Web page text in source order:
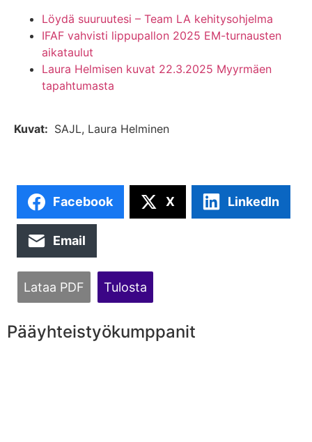
Löydä suuruutesi – Team LA kehitysohjelma
IFAF vahvisti lippupallon 2025 EM-turnausten
aikataulut
Laura Helmisen kuvat 22.3.2025 Myyrmäen
tapahtumasta
Kuvat: SAJL, Laura Helminen
Facebook X LinkedIn
Email
Lataa PDF Tulosta
Pääyhteistyökumppanit